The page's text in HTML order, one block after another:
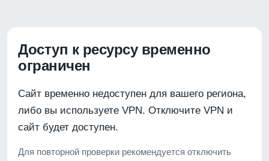
Доступ к ресурсу временно
ограничен
Сайт временно недоступен для вашего региона,
либо вы используете VPN. Отключите VPN и
сайт будет доступен.
Для повторной проверки рекомендуется отключить